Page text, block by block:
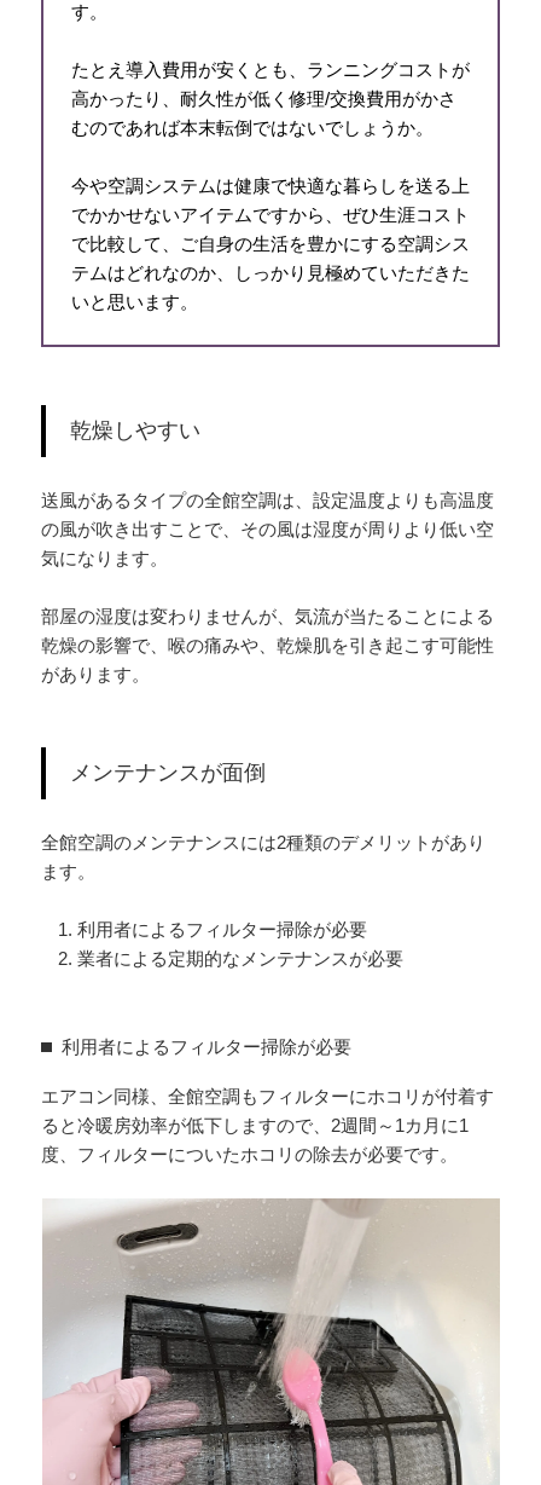
す。
たとえ導入費用が安くとも、ランニングコストが
高かったり、耐久性が低く修理/交換費用がかさ
むのであれば本末転倒ではないでしょうか。
今や空調システムは健康で快適な暮らしを送る上
でかかせないアイテムですから、ぜひ生涯コスト
で比較して、ご自身の生活を豊かにする空調シス
テムはどれなのか、しっかり見極めていただきた
いと思います。
乾燥しやすい
送風があるタイプの全館空調は、設定温度よりも高温度
の風が吹き出すことで、その風は湿度が周りより低い空
気になります。
部屋の湿度は変わりませんが、気流が当たることによる
乾燥の影響で、喉の痛みや、乾燥肌を引き起こす可能性
があります。
メンテナンスが面倒
全館空調のメンテナンスには2種類のデメリットがあり
ます。
利用者によるフィルター掃除が必要
業者による定期的なメンテナンスが必要
利用者によるフィルター掃除が必要
エアコン同様、全館空調もフィルターにホコリが付着す
ると冷暖房効率が低下しますので、2週間～1カ月に1
度、フィルターについたホコリの除去が必要です。